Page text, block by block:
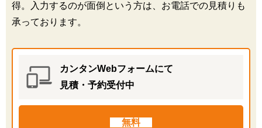
得。入力するのが面倒という方は、お電話での見積りも
承っております。
カンタンWebフォームにて
見積・予約受付中
無料